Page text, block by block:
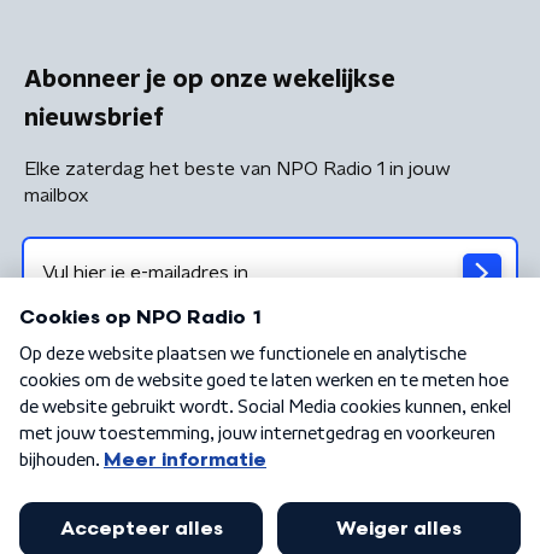
Abonneer je op onze wekelijkse
nieuwsbrief
Elke zaterdag het beste van NPO Radio 1 in jouw
mailbox
Algemene voorwaarden